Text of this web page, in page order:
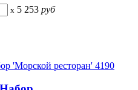
x 5 253 руб